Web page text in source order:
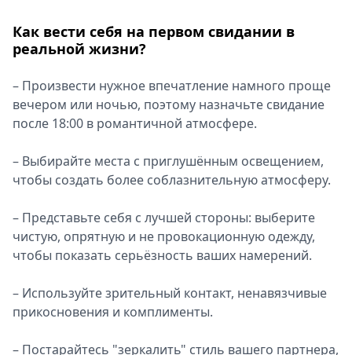
Как вести себя на первом свидании в
реальной жизни?
– Произвести нужное впечатление намного проще
вечером или ночью, поэтому назначьте свидание
после 18:00 в романтичной атмосфере.
– Выбирайте места с приглушённым освещением,
чтобы создать более соблазнительную атмосферу.
– Представьте себя с лучшей стороны: выберите
чистую, опрятную и не провокационную одежду,
чтобы показать серьёзность ваших намерений.
– Используйте зрительный контакт, ненавязчивые
прикосновения и комплименты.
– Постарайтесь "зеркалить" стиль вашего партнера,